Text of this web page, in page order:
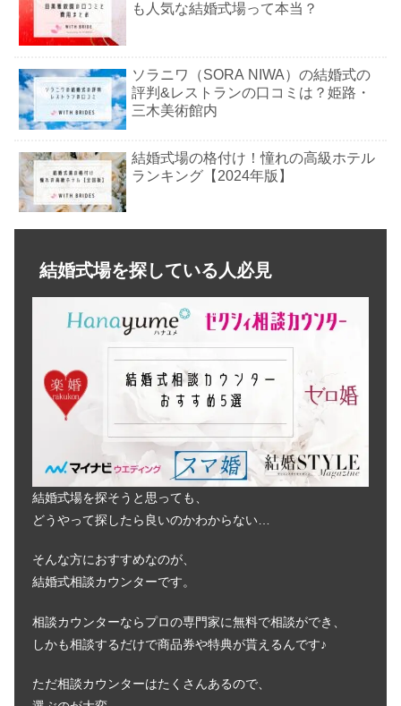
も人気な結婚式場って本当？
ソラニワ（SORA NIWA）の結婚式の
評判&レストランの口コミは？姫路・
三木美術館内
結婚式場の格付け！憧れの高級ホテル
ランキング【2024年版】
軒家・おすすめランキング5選
明治記念館の結婚式の費用｜佐々木希
て本当？
橿原神宮の結婚式の評判＆口コミは？
養正殿の披露宴会場も
家族婚・少人数の結婚式！東京で安い
おすすめランキング7選
八芳園の結婚式の費用｜芸能人に人気
&料理が美味しい等ブライダル情報も
ランキング5選
結婚式場を探している人必見
結婚式場を探そうと思っても、
どうやって探したら良いのかわからない…
そんな方におすすめなのが、
結婚式相談カウンターです。
相談カウンターならプロの専門家に無料で相談ができ、
しかも相談するだけで商品券や特典が貰えるんです♪
ただ相談カウンターはたくさんあるので、